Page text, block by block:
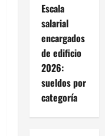
Escala
salarial
encargados
de edificio
2026:
sueldos por
categoría